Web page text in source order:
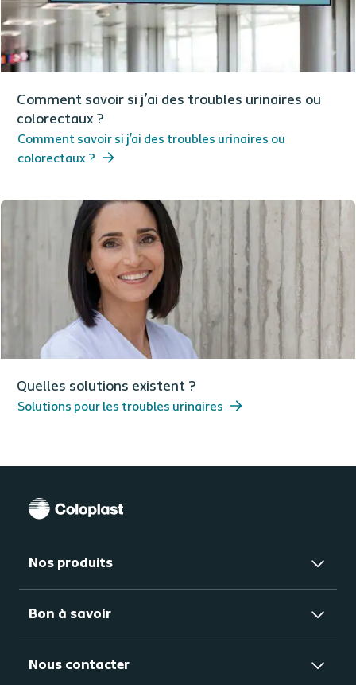
Comment savoir si j’ai des troubles urinaires ou
colorectaux ?​
Comment savoir si j’ai des troubles urinaires ou
colorectaux ?​
Quelles solutions existent ?
Solutions pour les troubles urinaires
Nos produits
Bon à savoir
Nous contacter